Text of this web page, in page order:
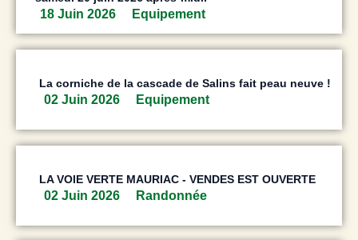
18 Juin 2026 Equipement
La corniche de la cascade de Salins fait peau neuve !
02 Juin 2026 Equipement
LA VOIE VERTE MAURIAC - VENDES EST OUVERTE
02 Juin 2026 Randonnée